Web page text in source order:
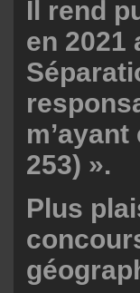
Il rend
en 2021
253) ».
Plus